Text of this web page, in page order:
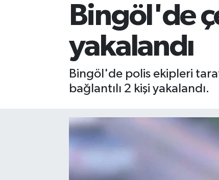
Bingöl'de
yakalandı
Bingöl'de polis ekipleri
bağlantılı 2 kişi yakalandı.
EKONOMİ
HABERDE İNSAN
Tüm Manşetler
Son Dakika Haberleri
Haber Arşivi